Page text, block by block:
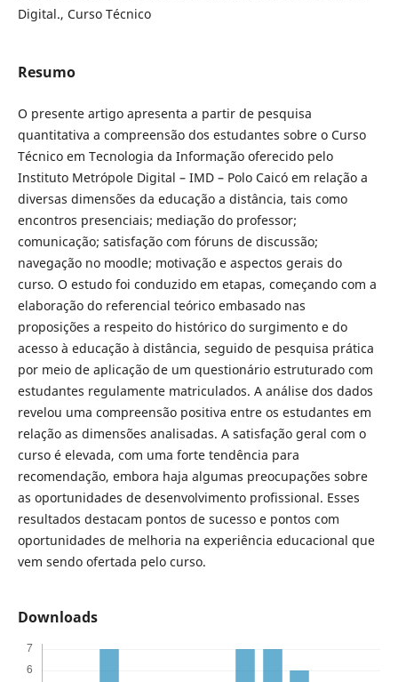
Digital., Curso Técnico
Resumo
O presente artigo apresenta a partir de pesquisa
quantitativa a compreensão dos estudantes sobre o Curso
Técnico em Tecnologia da Informação oferecido pelo
Instituto Metrópole Digital – IMD – Polo Caicó em relação a
diversas dimensões da educação a distância, tais como
encontros presenciais; mediação do professor;
comunicação; satisfação com fóruns de discussão;
navegação no moodle; motivação e aspectos gerais do
curso. O estudo foi conduzido em etapas, começando com a
elaboração do referencial teórico embasado nas
proposições a respeito do histórico do surgimento e do
acesso à educação à distância, seguido de pesquisa prática
por meio de aplicação de um questionário estruturado com
estudantes regulamente matriculados. A análise dos dados
revelou uma compreensão positiva entre os estudantes em
relação as dimensões analisadas. A satisfação geral com o
curso é elevada, com uma forte tendência para
recomendação, embora haja algumas preocupações sobre
as oportunidades de desenvolvimento profissional. Esses
resultados destacam pontos de sucesso e pontos com
oportunidades de melhoria na experiência educacional que
vem sendo ofertada pelo curso.
Downloads